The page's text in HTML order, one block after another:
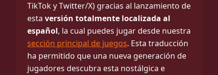
TikTok y Twitter/X) gracias al lanzamiento de
esta versión totalmente localizada al
español, la cual puedes jugar desde nuestra
sección principal de juegos. Esta traducción
ha permitido que una nueva generación de
jugadores descubra esta nostálgica e